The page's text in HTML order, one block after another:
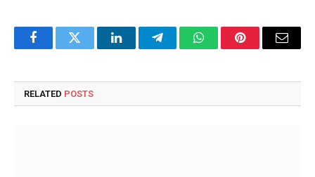
FacebookTwitter LinkedInTelegramWhatsAppPinterestEmail
RELATED POSTS